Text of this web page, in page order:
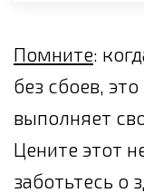
Помните:
без сбоев,
выполняет
Цените этот
заботьтесь о